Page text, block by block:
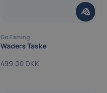
Go Fishing
Waders Taske
499,00 DKK